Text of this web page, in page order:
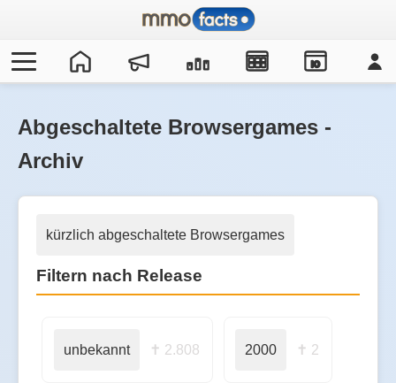
IO
Abgeschaltete Browsergames -
Archiv
kürzlich abgeschaltete Browsergames
Filtern nach Release
unbekannt ✝ 2.808 2000 ✝ 2